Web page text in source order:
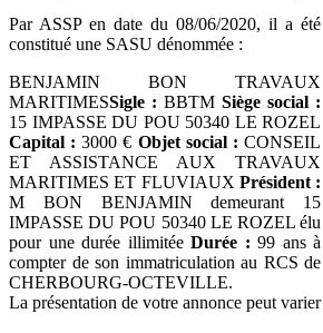
Par ASSP en date du 08/06/2020, il a été
constitué une SASU dénommée :
BENJAMIN BON TRAVAUX
MARITIMESSigle : BBTM Siège social :
15 IMPASSE DU POU 50340 LE ROZEL
Capital : 3000 € Objet social : CONSEIL
ET ASSISTANCE AUX TRAVAUX
MARITIMES ET FLUVIAUX Président :
M BON BENJAMIN demeurant 15
IMPASSE DU POU 50340 LE ROZEL élu
pour une durée illimitée Durée : 99 ans à
compter de son immatriculation au RCS de
CHERBOURG-OCTEVILLE.
La présentation de votre annonce peut